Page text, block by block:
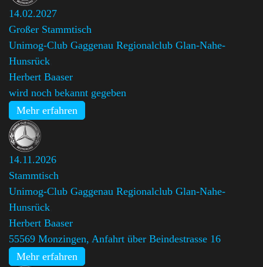
14.02.2027
Großer Stammtisch
Unimog-Club Gaggenau Regionalclub Glan-Nahe-
Hunsrück
Herbert Baaser
wird noch bekannt gegeben
Mehr erfahren
14.11.2026
Stammtisch
Unimog-Club Gaggenau Regionalclub Glan-Nahe-
Hunsrück
Herbert Baaser
55569 Monzingen, Anfahrt über Beindestrasse 16
Mehr erfahren